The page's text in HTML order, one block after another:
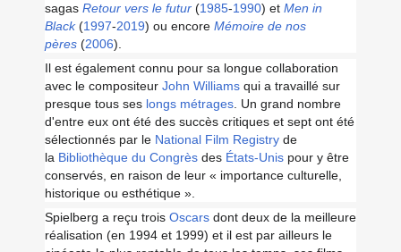
sagas Retour vers le futur (1985-1990) et Men in
Black(1997-2019) ou encore Mémoire de nos
pères (2006).
Il est également connu pour sa longue collaboration
avec le compositeur John Williams qui a travaillé sur
presque tous ses longs métrages . Un grand nombre
d'entre eux ont été des succès critiques et sept ont été
sélectionnés par le National Film Registry de
la Bibliothèque du Congrès des États-Unis pour y être
conservés, en raison de leur « importance culturelle,
historique ou esthétique ».
Spielberg a reçu trois Oscars dont deux de la meilleure
réalisation (en 1994 et 1999) et il est par ailleurs le